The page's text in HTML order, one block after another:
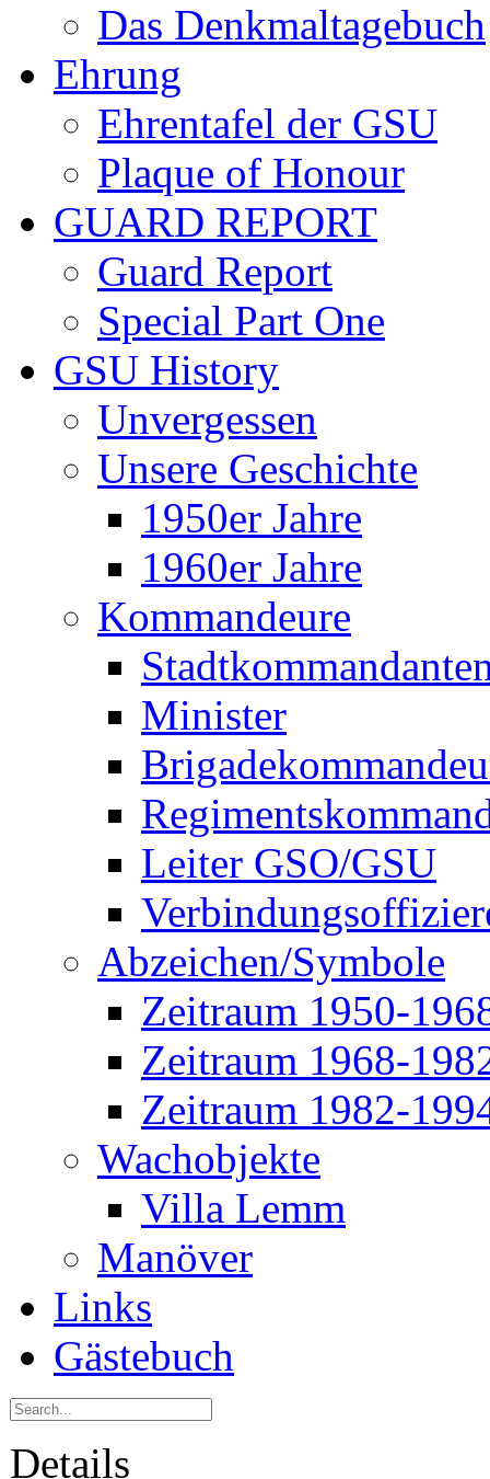
Das Denkmaltagebuch
Ehrung
Ehrentafel der GSU
Plaque of Honour
GUARD REPORT
Guard Report
Special Part One
GSU History
Unvergessen
Unsere Geschichte
1950er Jahre
1960er Jahre
Kommandeure
Minister
Leiter GSO/GSU
Abzeichen/Symbole
Zeitraum 1950-
Zeitraum 1968-
Zeitraum 1982-
Wachobjekte
Villa Lemm
Manöver
Links
Gästebuch
Details